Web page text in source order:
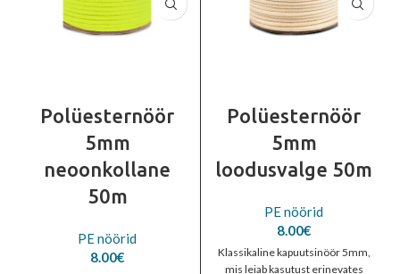
Polüesternöör
5mm
neoonkollane
50m
PE nöörid
8.00€
Polüesternöör
5mm
loodusvalge 50m
PE nöörid
8.00€
Klassikaline kapuutsinöör 5mm,
mis leiab kasutust erinevates